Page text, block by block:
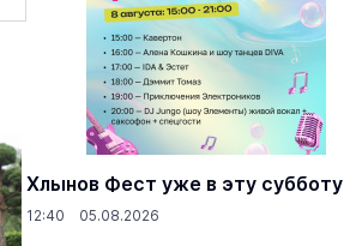
Хлынов Фест уже в эту субботу
12:40 05.08.2026